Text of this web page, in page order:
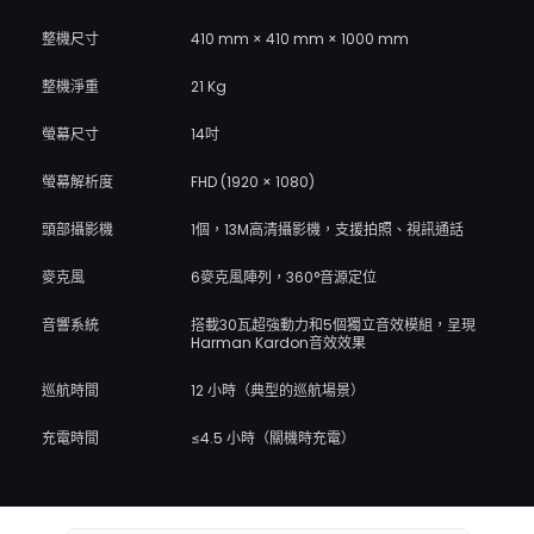
整機尺寸 410 mm × 410 mm × 1000 mm
整機淨重 21 Kg
螢幕尺寸 14吋
螢幕解析度 FHD (1920 × 1080)
頭部攝影機 1個，13M高清攝影機，支援拍照、視訊通話
麥克風 6麥克風陣列，360°音源定位
音響系統
搭載30瓦超強動力和5個獨立音效模組，呈現
Harman Kardon音效效果
巡航時間 12 小時（典型的巡航場景）
充電時間 ≤4.5 小時（關機時充電）